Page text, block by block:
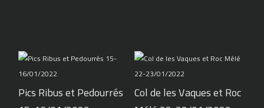
Pics Ribus et Pedourrés
Col de les Vaques et Roc